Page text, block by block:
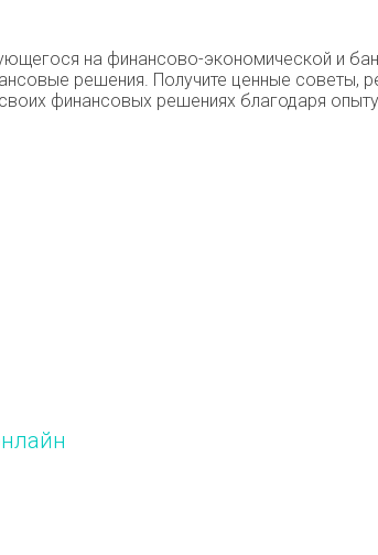
на финансово-экономической и
решения. Получите ценные советы,
финансовых решениях благодаря